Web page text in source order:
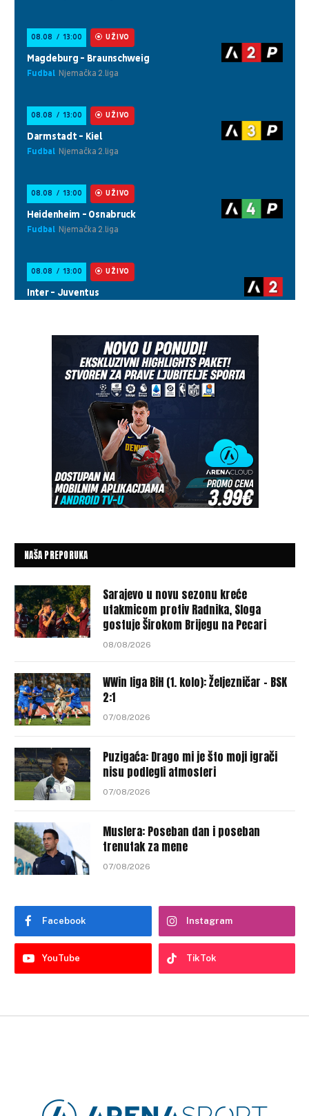
NAŠA PREPORUKA
Sarajevo u novu sezonu kreće
utakmicom protiv Radnika, Sloga
gostuje Širokom Brijegu na Pecari
08/08/2026
WWin liga BiH (1. kolo): Željezničar – BSK
2:1
07/08/2026
Puzigaća: Drago mi je što moji igrači
nisu podlegli atmosferi
07/08/2026
Muslera: Poseban dan i poseban
trenutak za mene
07/08/2026
Facebook Instagram
YouTube TikTok